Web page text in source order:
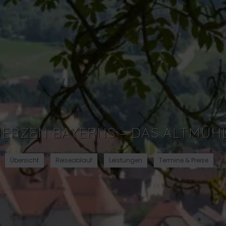
BAYERNS – DAS
Übersicht Reiseablauf Leistungen Termine & Preise